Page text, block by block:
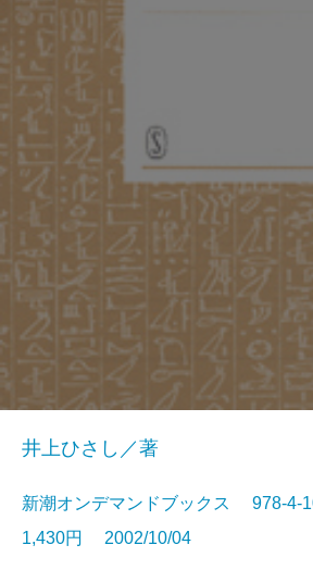
井上ひさし／著
新潮オンデマンドブックス 978-4-
1,430円 2002/10/04